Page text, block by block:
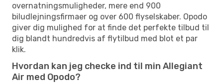
overnatningsmuligheder, mere end 900
biludlejningsfirmaer og over 600 flyselskaber. Opodo
giver dig mulighed for at finde det perfekte tilbud til
dig blandt hundredvis af flytilbud med blot et par
klik.
Hvordan kan jeg checke ind til min Allegiant
Air med Opodo?